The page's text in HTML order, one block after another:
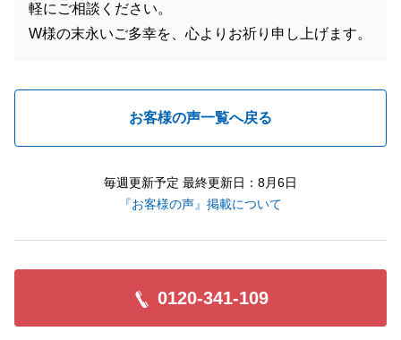
軽にご相談ください。
W様の末永いご多幸を、心よりお祈り申し上げます。
お客様の声一覧へ戻る
毎週更新予定 最終更新日：8月6日
『お客様の声』掲載について
0120-341-109